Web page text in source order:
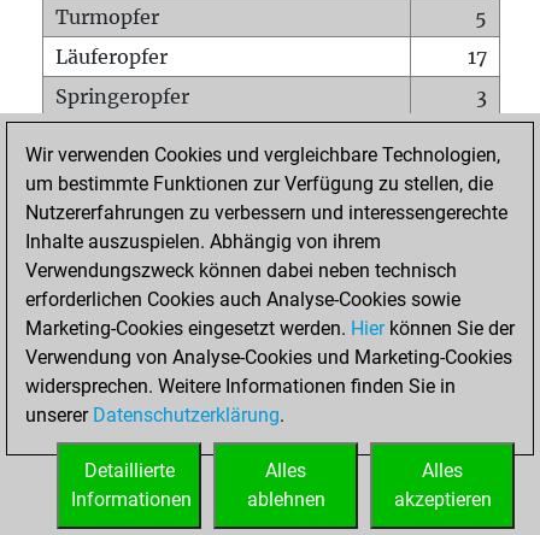
Turmopfer
5
Läuferopfer
17
Springeropfer
3
Matt auf vollem Brett
0
Bauer setzt Matt
0
Erstickte Matts
Unterverwandlungen
Türme auf der siebten
0
STARTSEITE
Wir verwenden Cookies und vergleichbare Technologien,
um bestimmte Funktionen zur Verfügung zu stellen, die
Nutzererfahrungen zu verbessern und interessengerechte
Inhalte auszuspielen. Abhängig von ihrem
Verwendungszweck können dabei neben technisch
erforderlichen Cookies auch Analyse-Cookies sowie
Marketing-Cookies eingesetzt werden. Hierkönnen Sie der
Verwendung von Analyse-Cookies und Marketing-Cookies
widersprechen. Weitere Informationen finden Sie in
unserer Datenschutzerklärung.
Alles
akzeptieren
Alles
ablehnen
Detaillierte
Informationen